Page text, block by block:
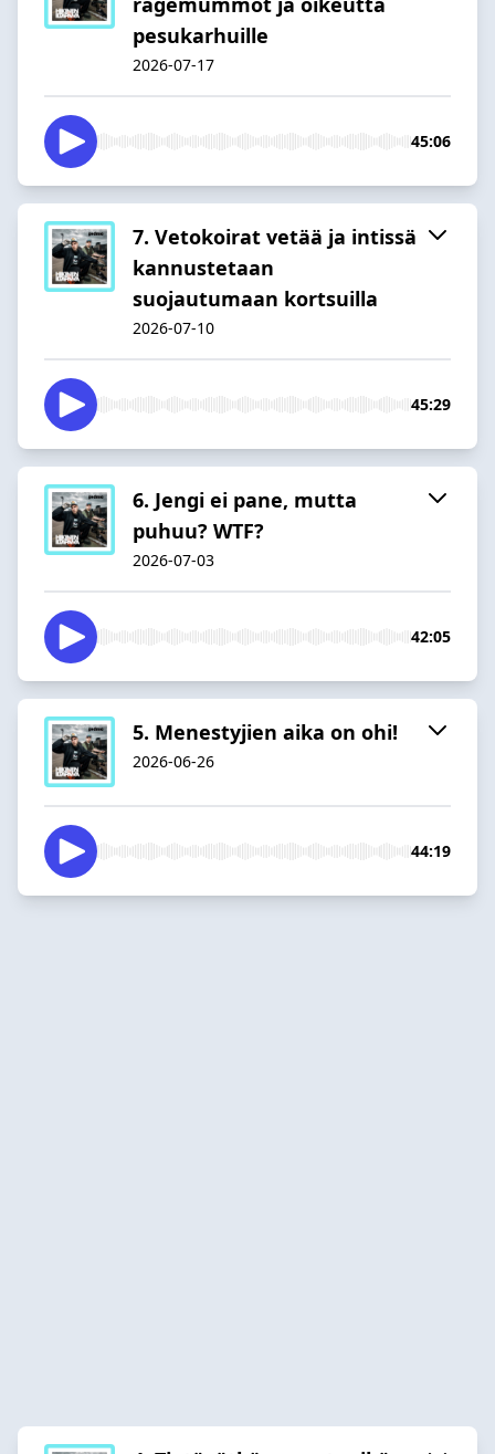
pesukarhuille
2026-07-17
45:06
7. Vetokoirat vetää ja intissä
kannustetaan
suojautumaan kortsuilla
2026-07-10
45:29
6. Jengi ei pane, mutta
puhuu? WTF?
2026-07-03
42:05
5. Menestyjien aika on ohi!
2026-06-26
44:19